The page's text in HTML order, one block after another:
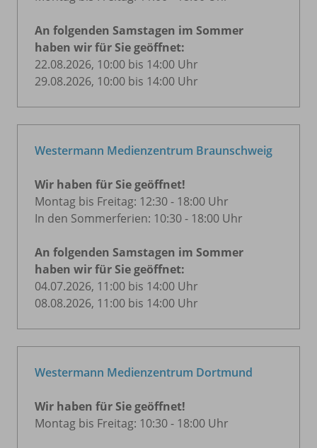
An folgenden Samstagen im Sommer
haben wir für Sie geöffnet:
22.08.2026, 10:00 bis 14:00 Uhr
29.08.2026, 10:00 bis 14:00 Uhr
Westermann Medienzentrum Braunschweig
Wir haben für Sie geöffnet!
Montag bis Freitag: 12:30 - 18:00 Uhr
In den Sommerferien: 10:30 - 18:00 Uhr
An folgenden Samstagen im Sommer
haben wir für Sie geöffnet:
04.07.2026, 11:00 bis 14:00 Uhr
08.08.2026, 11:00 bis 14:00 Uhr
Westermann Medienzentrum Dortmund
Wir haben für Sie geöffnet!
Montag bis Freitag: 10:30 - 18:00 Uhr